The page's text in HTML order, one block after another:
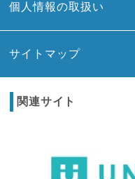
個人情報の取扱い
サイトマップ
関連サイト